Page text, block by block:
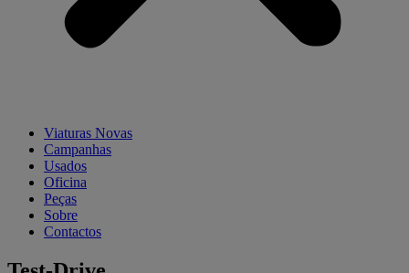
Viaturas Novas
Campanhas
Usados
Oficina
Peças
Sobre
Contactos